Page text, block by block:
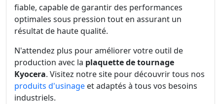
fiable, capable de garantir des performances
optimales sous pression tout en assurant un
résultat de haute qualité.
N'attendez plus pour améliorer votre outil de
production avec la plaquette de tournage
Kyocera. Visitez notre site pour découvrir tous nos
produits d'usinage et adaptés à tous vos besoins
industriels.